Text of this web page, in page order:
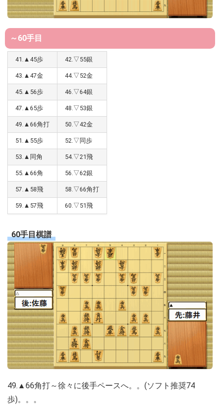
～60手目
41.▲45歩 42.▽55銀
43.▲47金 44.▽52金
45.▲56歩 46.▽64銀
47.▲65歩 48.▽53銀
49.▲66角打 50.▽42金
51.▲55歩 52.▽同歩
53.▲同角 54.▽21飛
55.▲66角 56.▽62銀
57.▲58飛 58.▽66角打
59.▲57飛 60.▽51飛
60手目棋譜
49.▲66角打～徐々に後手ペースへ。。(ソフト推奨74
歩)。。。